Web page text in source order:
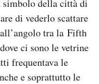
simbolo della città di
di vederlo scattare
tra la Fifth
ci sono le vetrine
frequentava le
e soprattutto le